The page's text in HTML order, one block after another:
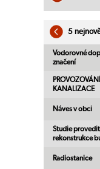
5
Vodorovné
značení
PROVOZOVÁNÍ
KANALIZACE
Náves v obci
Studie
rekonstrukce
Radiostanice